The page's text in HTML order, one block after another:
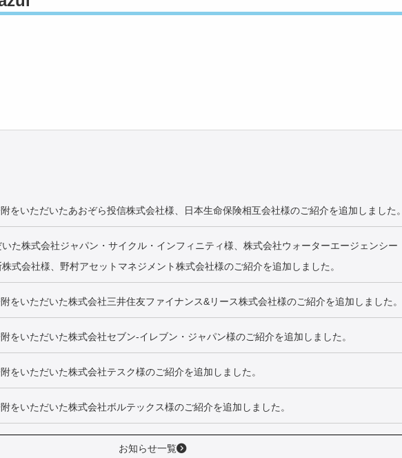
をいただいたあおぞら投信株式会社様、日本生命保険相互会社様のご紹介を追加しました。
た株式会社ジャパン・サイクル・インフィニティ様、株式会社ウォーターエージェンシー
式会社様、野村アセットマネジメント株式会社様のご紹介を追加しました。
をいただいた株式会社三井住友ファイナンス&リース株式会社様のご紹介を追加しました。
をいただいた株式会社セブン‐イレブン・ジャパン様のご紹介を追加しました。
をいただいた株式会社テスク様のご紹介を追加しました。
をいただいた株式会社ボルテックス様のご紹介を追加しました。
お知らせ一覧